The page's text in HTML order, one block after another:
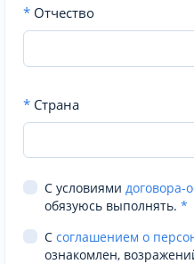
* Отчество
* Страна
С условиями договора-
обязуюсь выполнять. *
С соглашением о
ознакомлен,